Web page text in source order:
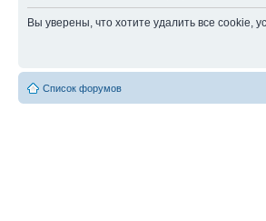
Вы уверены, что хотите удалить все
Список форумов